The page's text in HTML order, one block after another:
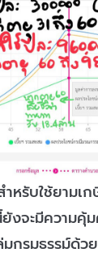
ำหรับใช้ยาม
จะมีความคุ้
มกรมธรรม์ด้ว